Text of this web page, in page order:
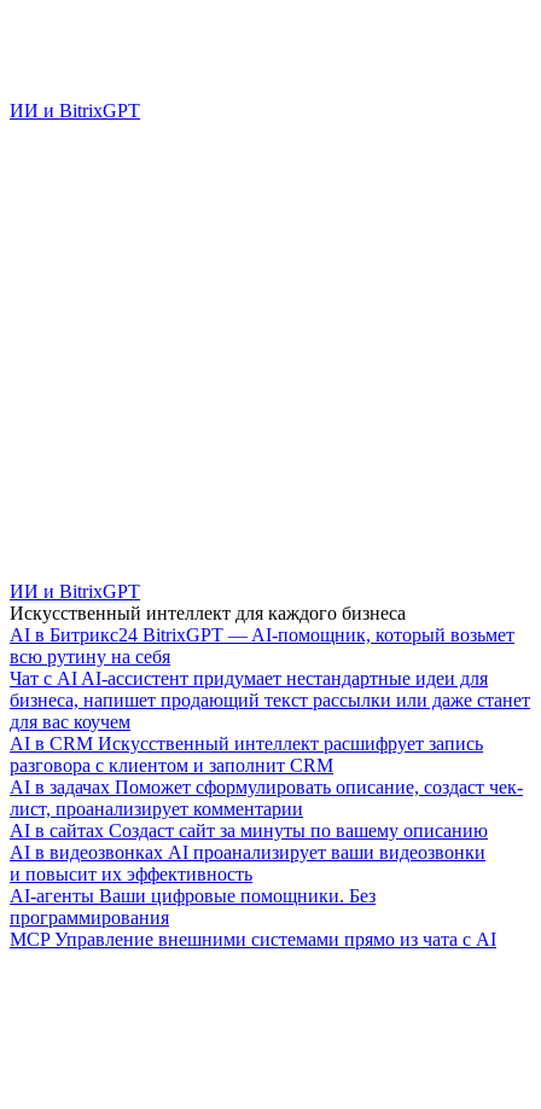
ИИ и BitrixGPT
ИИ и BitrixGPT
Искусственный интеллект для каждого бизнеса
AI в Битрикс24 BitrixGPT — AI-помощник, который возьмет
всю рутину на себя
Чат с AI AI-ассистент придумает нестандартные идеи для
бизнеса, напишет продающий текст рассылки или даже станет
для вас коучем
AI в CRM Искусственный интеллект расшифрует запись
разговора с клиентом и заполнит CRM
AI в задачах Поможет сформулировать описание, создаст чек-
лист, проанализирует комментарии
AI в сайтах Создаст сайт за минуты по вашему описанию
AI в видеозвонках AI проанализирует ваши видеозвонки
и повысит их эффективность
AI-агенты Ваши цифровые помощники. Без
программирования
MCP Управление внешними системами прямо из чата с AI